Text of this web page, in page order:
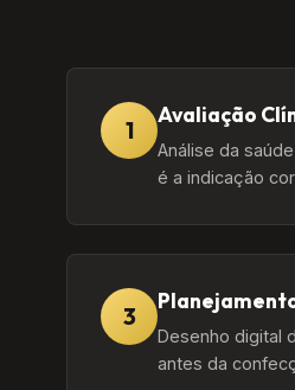
1
Avaliação
Análise da
é a indicação
3
Desenho digital
antes da